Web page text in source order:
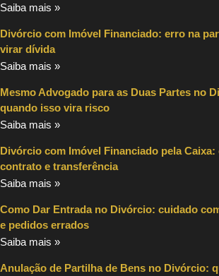
Saiba mais »
Divórcio com Imóvel Financiado: erro na
virar dívida
Saiba mais »
Mesmo Advogado para as Duas Partes no
quando isso vira risco
Saiba mais »
Divórcio com Imóvel Financiado pela
contrato e transferência
Saiba mais »
Como Dar Entrada no Divórcio: cuidado
e pedidos errados
Saiba mais »
Anulação de Partilha de Bens no Divórcio: